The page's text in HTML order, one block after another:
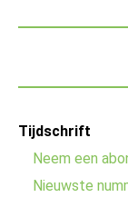
Footer
menu
Tijdschrift
Neem een
Nieuwste